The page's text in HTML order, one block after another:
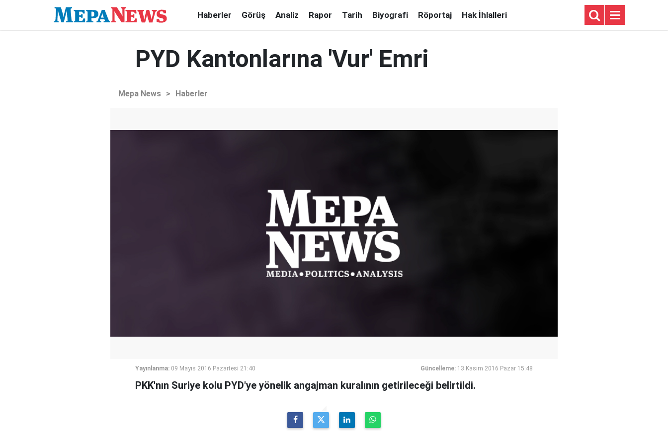
Haberler Görüş Analiz Rapor Tarih Biyografi Röportaj Hak İhlalleri
PYD Kantonlarına 'Vur' Emri
Mepa News > Haberler
Yayınlanma: 09 Mayıs 2016 Pazartesi 21:40 Güncelleme: 13 Kasım 2016 Pazar 15:48
PKK'nın Suriye kolu PYD'ye yönelik angajman kuralının getirileceği belirtildi.